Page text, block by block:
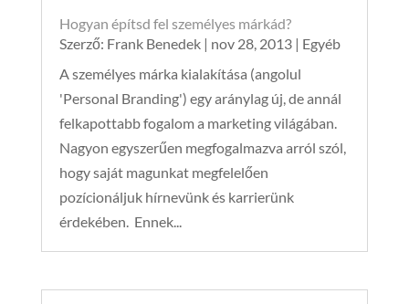
Hogyan építsd fel személyes márkád?
Szerző: Frank Benedek| nov 28, 2013| Egyéb
A személyes márka kialakítása (angolul
'Personal Branding') egy aránylag új, de annál
felkapottabb fogalom a marketing világában.
Nagyon egyszerűen megfogalmazva arról szól,
hogy saját magunkat megfelelően
pozícionáljuk hírnevünk és karrierünk
érdekében. Ennek...